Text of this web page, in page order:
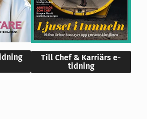
Till Chef & Karriärs e-
tidning